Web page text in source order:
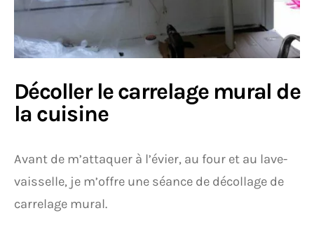
Décoller le carrelage mural de
la cuisine
Avant de m’attaquer à l’évier, au four et au lave-
vaisselle, je m’offre une séance de décollage de
carrelage mural.